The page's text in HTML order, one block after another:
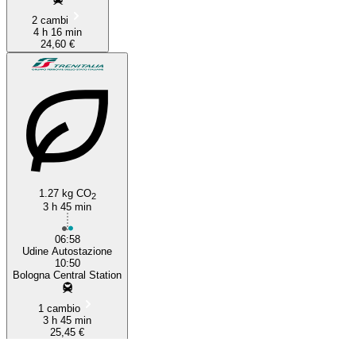
2 cambi
4 h 16 min
24,60 €
1.27 kg CO2
3 h 45 min
06:58
Udine Autostazione
10:50
Bologna Central Station
1 cambio
3 h 45 min
25,45 €